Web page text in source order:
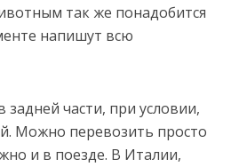
так же понадобится
напишут всю
части, при условии,
Можно перевозить просто
и в поезде. В Италии,